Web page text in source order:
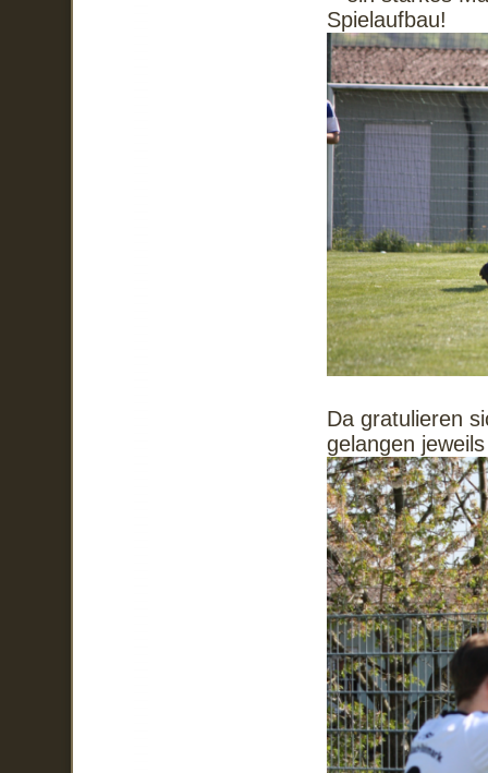
Spielaufbau!
Da gratulieren
gelangen